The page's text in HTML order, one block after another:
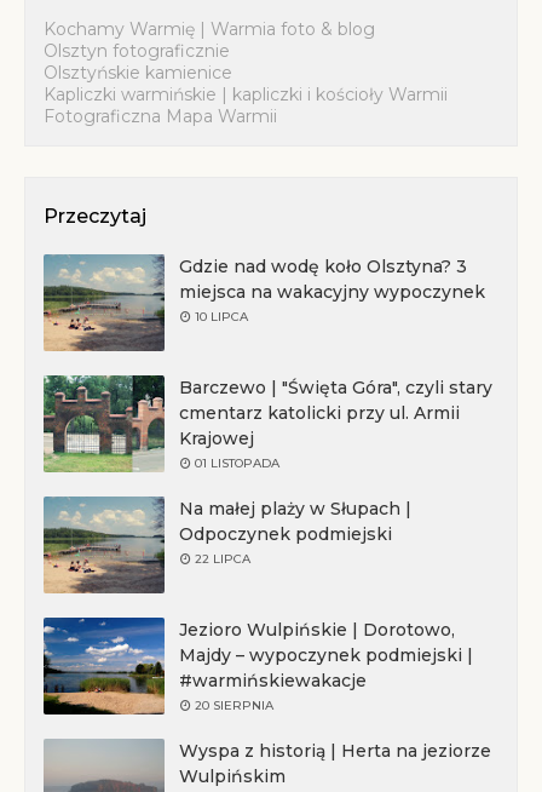
Kochamy Warmię | Warmia foto & blog
Olsztyn fotograficznie
Olsztyńskie kamienice
Kapliczki warmińskie | kapliczki i kościoły Warmii
Fotograficzna Mapa Warmii
Przeczytaj
Gdzie nad wodę koło Olsztyna? 3
miejsca na wakacyjny wypoczynek
10 LIPCA
Barczewo | "Święta Góra", czyli stary
cmentarz katolicki przy ul. Armii
Krajowej
01 LISTOPADA
Na małej plaży w Słupach |
Odpoczynek podmiejski
22 LIPCA
Jezioro Wulpińskie | Dorotowo,
Majdy – wypoczynek podmiejski |
#warmińskiewakacje
20 SIERPNIA
Wyspa z historią | Herta na jeziorze
Wulpińskim